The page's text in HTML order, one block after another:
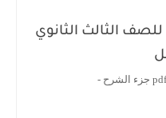
الثالث الثانوي